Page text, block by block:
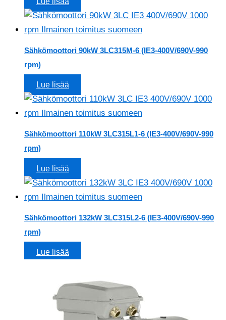
Sähkömoottori 90kW 3LC315M-6 (IE3-400V/690V-990
rpm)
Lue lisää
Sähkömoottori 110kW 3LC315L1-6 (IE3-400V/690V-990
rpm)
Lue lisää
Sähkömoottori 132kW 3LC315L2-6 (IE3-400V/690V-990
rpm)
Lue lisää